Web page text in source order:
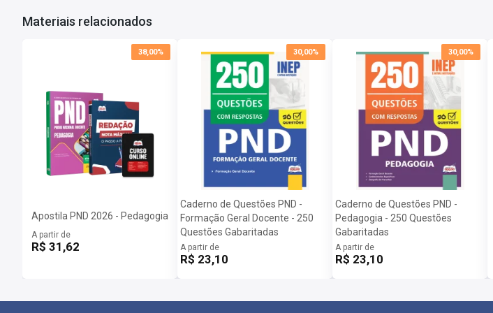
Materiais relacionados
38,00%
Apostila PND 2026 - Pedagogia
A partir de
R$ 31,62
30,00%
Caderno de Questões PND -
Formação Geral Docente - 250
Questões Gabaritadas
A partir de
R$ 23,10
30,00%
Caderno de Questões PND -
Pedagogia - 250 Questões
Gabaritadas
A partir de
R$ 23,10